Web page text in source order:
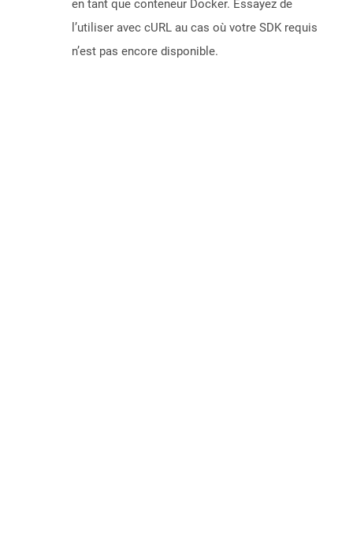
en tant que conteneur Docker. Essayez de
l’utiliser avec cURL au cas où votre SDK requis
n’est pas encore disponible.